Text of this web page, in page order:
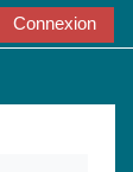
désactiver
Connexion